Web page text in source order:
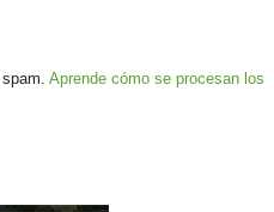
Aprende cómo se procesan los